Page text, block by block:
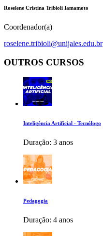
Roselene Cristina Tribioli Iamamoto
Coordenador(a)
roselene.tribioli@unijales.edu.br
OUTROS CURSOS
Inteligência Artificial - Tecnólogo
Duração: 3 anos
Pedagogia
Duração: 4 anos